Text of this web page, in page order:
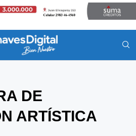
DE
ARTÍSTICA